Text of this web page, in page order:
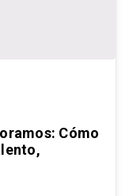
Cómo